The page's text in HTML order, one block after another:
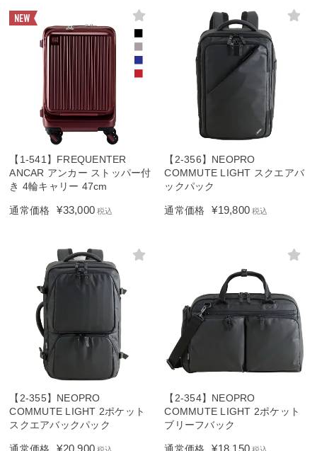
【1-541】FREQUENTER
ANCAR アンカー ストッパー付
き 4輪キャリー 47cm
通常価格 ¥33,000 税込
【2-356】NEOPRO
COMMUTE LIGHT スクエアバ
ックパック
通常価格 ¥19,800 税込
【2-355】NEOPRO
COMMUTE LIGHT 2ポケット
スクエアバックパック
通常価格 ¥20,900
【2-354】NEOPRO
COMMUTE LIGHT 2ポケット
ブリーフバック
通常価格 ¥18,150